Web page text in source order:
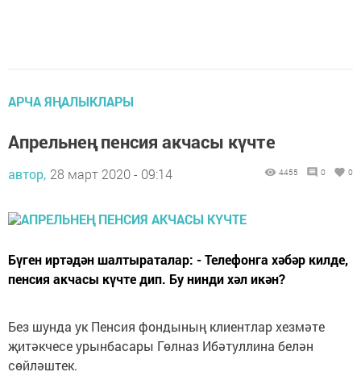
АРЧА ЯҢАЛЫКЛАРЫ
Апрельнең пенсия акчасы күчте
автор, 28 март 2020 - 09:14 4455 0 0
Бүген иртәдән шалтыраталар: - Телефонга хәбәр килде,
пенсия акчасы күчте дип. Бу нинди хәл икән?
Без шунда ук Пенсия фондының клиентлар хезмәте
җитәкчесе урынбасары Гөлназ Ибәтуллина белән
сөйләштек.